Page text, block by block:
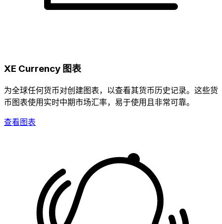
XE Currency 图表
为全球任何货币对创建图表，以查看其货币历史记录。这些货
币图表使用实时中期市场汇率，易于使用且非常可靠。
查看图表